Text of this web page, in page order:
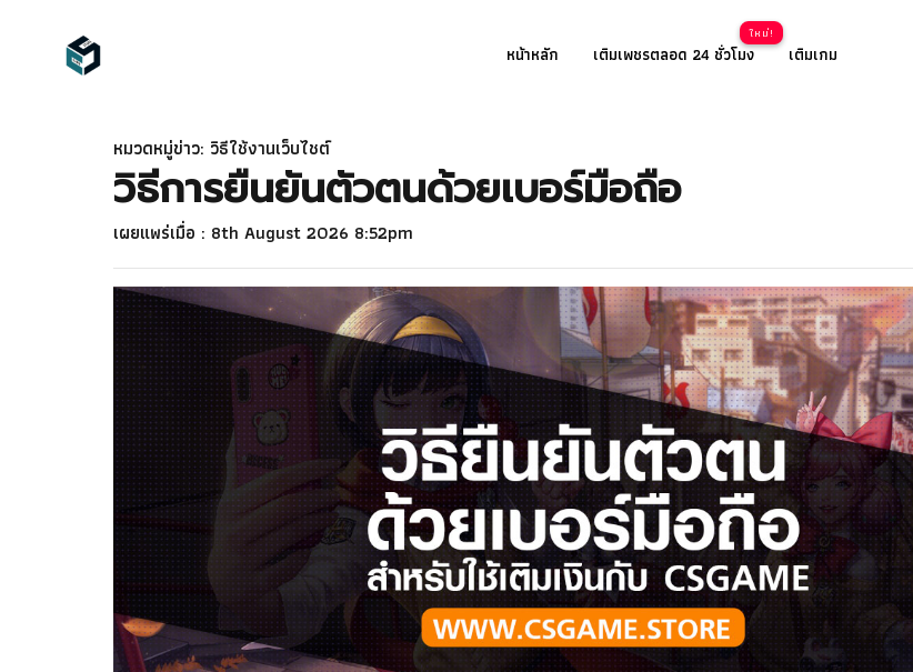
หน้าหลัก เติมเพชรตลอด 24 ชั่วโมง เติมเกม
หมวดหมู่ข่าว: วิธีใช้งานเว็บไชต์
วิธีการยืนยันตัวตนด้วยเบอร์มือถือ
เผยแพร่เมื่อ : 8th August 2026 8:52pm